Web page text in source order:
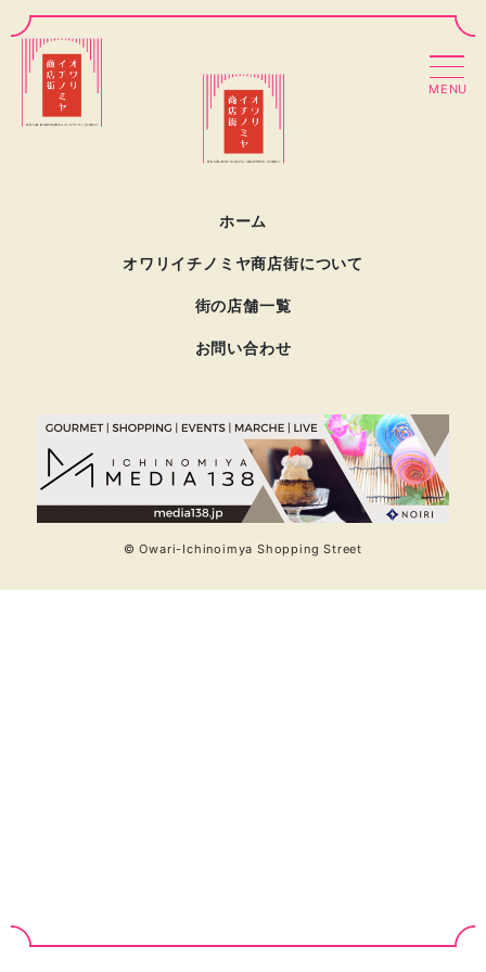
MENU
ホーム
オワリイチノミヤ商店街について
街の店舗一覧
お問い合わせ
© Owari-Ichinoimya Shopping Street